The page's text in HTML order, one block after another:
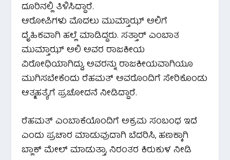
ದೂರಿನಲ್ಲಿ ತಿಳಿಸಿದ್ದಾರೆ.
ಆರೋಪಿಗಳು ಮೊದಲು ಮುಮ್ತಾಝ್ ಅಲಿಗೆ
ದೈಹಿಕವಾಗಿ ಹಲ್ಲೆ ಮಾಡಿದ್ದರು. ಸತ್ತಾರ್ ಎಂಬಾತ
ಮುಮ್ತಾಝ್ ಅಲಿ ಅವರ ರಾಜಕೀಯ
ವಿರೋಧಿಯಾಗಿದ್ದು, ಅವರನ್ನು ರಾಜಕೀಯವಾಗಿಯೂ
ಮುಗಿಸಬೇಕೆಂದು ರೆಹಮತ್ ಅವರೊಂದಿಗೆ ಸೇರಿಕೊಂಡು
ಆತ್ಮಹತ್ಯೆಗೆ ಪ್ರಚೋದನೆ ನೀಡಿದ್ದಾರೆ.
ರೆಹಮತ್ ಎಂಬಾಕೆಯೊಂದಿಗೆ ಅಕ್ರಮ ಸಂಬಂಧ ಇದೆ
ಎಂದು ಪ್ರಚಾರ ಮಾಡುವುದಾಗಿ ಬೆದರಿಸಿ, ಹಣಕ್ಕಾಗಿ
ಬ್ಲಾಕ್ ಮೇಲ್ ಮಾಡುತ್ತಾ, ನಿರಂತರ ಕಿರುಕುಳ ನೀಡಿ